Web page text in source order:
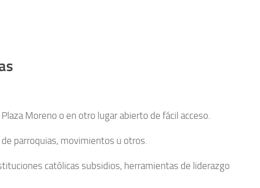
Plaza Moreno o en otro lugar abierto de fácil acceso.
parroquias, movimientos u otros.
católicas subsidios, herramientas de liderazgo